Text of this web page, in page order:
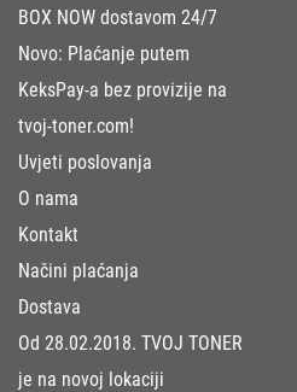
BOX NOW dostavom 24/7
Novo: Plaćanje putem
KeksPay-a bez provizije na
tvoj-toner.com!
Uvjeti poslovanja
O nama
Kontakt
Načini plaćanja
Dostava
Od 28.02.2018. TVOJ TONER
je na novoj lokaciji